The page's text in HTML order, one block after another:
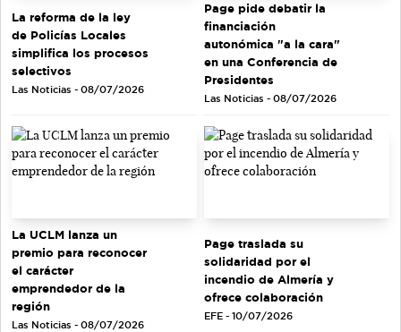
La reforma de la ley
de Policías Locales
simplifica los procesos
selectivos
Las Noticias - 08/07/2026
Page pide debatir la
financiación
autonómica "a la cara"
en una Conferencia de
Presidentes
Las Noticias - 08/07/2026
La UCLM lanza un
premio para reconocer
el carácter
emprendedor de la
región
Las Noticias - 08/07/2026
Page traslada su
solidaridad por el
incendio de Almería y
ofrece colaboración
EFE - 10/07/2026